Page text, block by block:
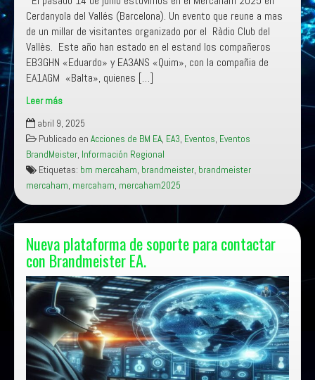
El pasado 14 de junio estuvimos en el Mercaham 2025 en
Cerdanyola del Vallés (Barcelona). Un evento que reune a mas
de un millar de visitantes organizado por el Ràdio Club del
Vallès. Este año han estado en el estand los compañeros
EB3GHN «Eduardo» y EA3ANS «Quim», con la compañia de
EA1AGM «Balta», quienes […]
BrandMeister
en
Mercaham
2025
abril 9, 2025
, , ,
,
Información Regional
Etiquetas:
, ,
, ,
Nueva plataforma de soporte para contactar
con Brandmeister EA.